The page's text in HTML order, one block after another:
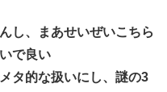
し、まあせいぜいこちら
で良い
タ的な扱いにし、謎の3